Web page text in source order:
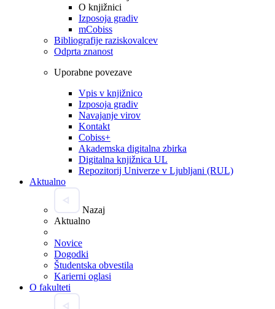
O knjižnici
Izposoja gradiv
mCobiss
Bibliografije raziskovalcev
Odprta znanost
Uporabne povezave
Vpis v knjižnico
Izposoja gradiv
Navajanje virov
Kontakt
Cobiss+
Akademska digitalna zbirka
Digitalna knjižnica UL
Repozitorij Univerze v Ljubljani (RUL)
Aktualno
Nazaj
Aktualno
Novice
Dogodki
Študentska obvestila
Karierni oglasi
O fakulteti